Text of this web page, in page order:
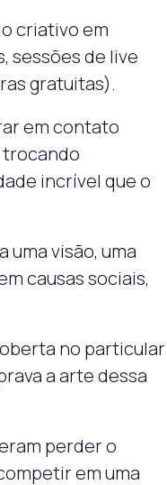
criativo em
sessões de live
gratuitas).
em contato
incrível que o
visão, uma
causas sociais,
no particular
a arte dessa
perder o
em uma